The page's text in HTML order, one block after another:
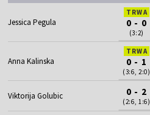
Jessica Pegula
TRWA
0 - 0
(3:2)
Anna Kalinska
TRWA
0 - 1
(3:6, 2:0)
Viktorija Golubic 0 - 2
(2:6, 1:6)